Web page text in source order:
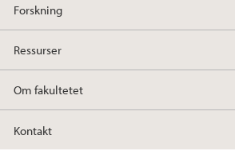
Forskning
Ressurser
Om fakultetet
Kontakt